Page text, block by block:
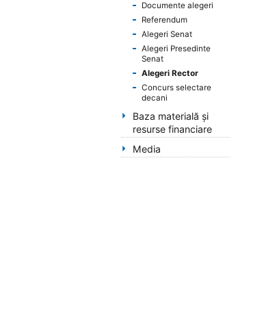
Documente alegeri
Referendum
Alegeri Senat
Alegeri Presedinte
Senat
Alegeri Rector
Concurs selectare
decani
Baza materială și
resurse financiare
Media